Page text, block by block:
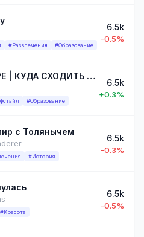
#Развлечения #Образование
6.5k
-0.5%
TRAVEL В ПИТЕРЕ | КУДА СХОДИТЬ В ПИТЕРЕ
#Образование
6.5k
+0.3%
с Толянычем
#История
6.5k
-0.3%
#Красота
6.5k
-0.5%